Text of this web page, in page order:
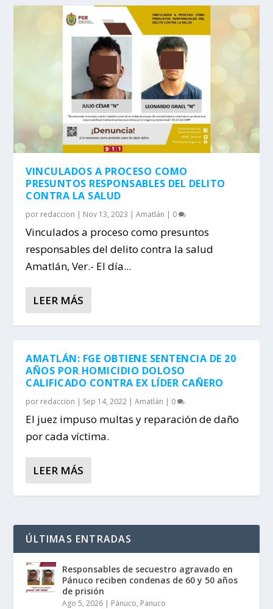
VINCULADOS A PROCESO COMO
PRESUNTOS RESPONSABLES DEL DELITO
CONTRA LA SALUD
por redaccion | Nov 13, 2023 |Amatlán | 0
Vinculados a proceso como presuntos
responsables del delito contra la salud
Amatlán, Ver.- El día...
LEER MÁS
AMATLÁN: FGE OBTIENE SENTENCIA DE 20
AÑOS POR HOMICIDIO DOLOSO
CALIFICADO CONTRA EX LÍDER CAÑERO
por redaccion | Sep 14, 2022 |Amatlán | 0
El juez impuso multas y reparación de daño
por cada víctima.
LEER MÁS
ÚLTIMAS ENTRADAS
Responsables de secuestro agravado en
Pánuco reciben condenas de 60 y 50 años
de prisión
Ago 5, 2026 | Pánuco, Panuco